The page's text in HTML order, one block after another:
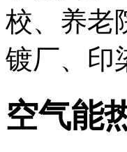
校、养老
镀厂、印
空气能